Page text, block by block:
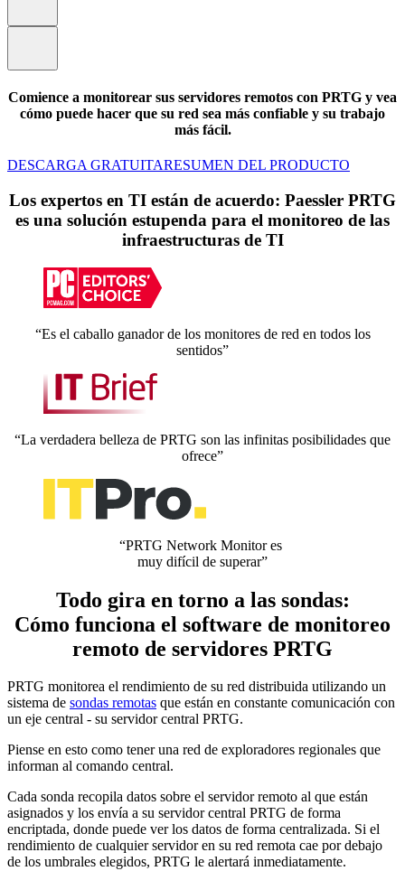
Comience a monitorear sus servidores remotos con PRTG y vea
cómo puede hacer que su red sea más confiable y su trabajo
más fácil.
DESCARGA GRATUITARESUMEN DEL PRODUCTO
Los expertos en TI están de acuerdo: Paessler PRTG
es una solución estupenda para el monitoreo de las
infraestructuras de TI
“Es el caballo ganador de los monitores de red en todos los
sentidos”
“La verdadera belleza de PRTG son las infinitas posibilidades que
ofrece”
“PRTG Network Monitor es
muy difícil de superar”
Todo gira en torno a las sondas:
Cómo funciona el software de monitoreo
remoto de servidores PRTG
PRTG monitorea el rendimiento de su red distribuida utilizando un
sistema de sondas remotas que están en constante comunicación con
un eje central - su servidor central PRTG.
Piense en esto como tener una red de exploradores regionales que
informan al comando central.
Cada sonda recopila datos sobre el servidor remoto al que están
asignados y los envía a su servidor central PRTG de forma
encriptada, donde puede ver los datos de forma centralizada. Si el
rendimiento de cualquier servidor en su red remota cae por debajo
de los umbrales elegidos, PRTG le alertará inmediatamente.